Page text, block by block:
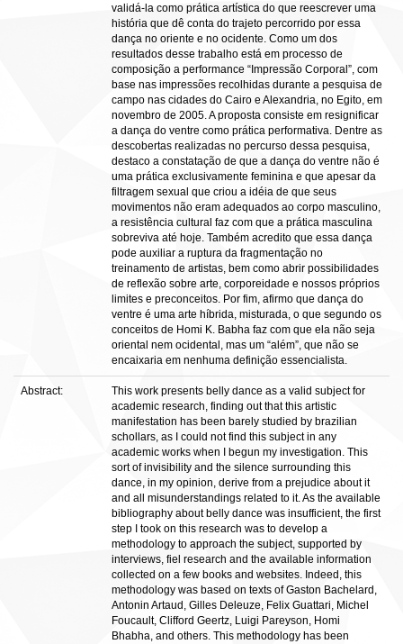
validá-la como prática artística do que reescrever uma
história que dê conta do trajeto percorrido por essa
dança no oriente e no ocidente. Como um dos
resultados desse trabalho está em processo de
composição a performance “Impressão Corporal”, com
base nas impressões recolhidas durante a pesquisa de
campo nas cidades do Cairo e Alexandria, no Egito, em
novembro de 2005. A proposta consiste em resignificar
a dança do ventre como prática performativa. Dentre as
descobertas realizadas no percurso dessa pesquisa,
destaco a constatação de que a dança do ventre não é
uma prática exclusivamente feminina e que apesar da
filtragem sexual que criou a idéia de que seus
movimentos não eram adequados ao corpo masculino,
a resistência cultural faz com que a prática masculina
sobreviva até hoje. Também acredito que essa dança
pode auxiliar a ruptura da fragmentação no
treinamento de artistas, bem como abrir possibilidades
de reflexão sobre arte, corporeidade e nossos próprios
limites e preconceitos. Por fim, afirmo que dança do
ventre é uma arte híbrida, misturada, o que segundo os
conceitos de Homi K. Babha faz com que ela não seja
oriental nem ocidental, mas um “além”, que não se
encaixaria em nenhuma definição essencialista.
Abstract:
This work presents belly dance as a valid subject for
academic research, finding out that this artistic
manifestation has been barely studied by brazilian
schollars, as I could not find this subject in any
academic works when I begun my investigation. This
sort of invisibility and the silence surrounding this
dance, in my opinion, derive from a prejudice about it
and all misunderstandings related to it. As the available
bibliography about belly dance was insufficient, the first
step I took on this research was to develop a
methodology to approach the subject, supported by
interviews, fiel research and the available information
collected on a few books and websites. Indeed, this
methodology was based on texts of Gaston Bachelard,
Antonin Artaud, Gilles Deleuze, Felix Guattari, Michel
Foucault, Clifford Geertz, Luigi Pareyson, Homi
Bhabha, and others. This methodology has been